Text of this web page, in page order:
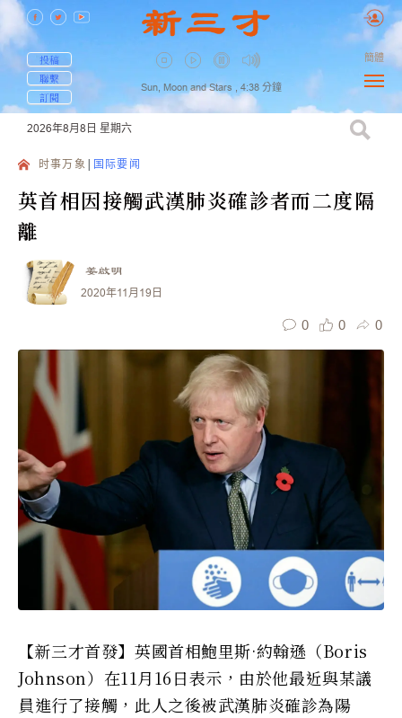
投稿
聯繫
訂閱
Sun, Moon and Stars , 4:38 分鐘
簡體
2026年8月8日 星期六
时事万象 国际要闻
英首相因接觸武漢肺炎確診者而二度隔
離
姜啟明
2020年11月19日
0 0 0
【新三才首發】英國首相鮑里斯·約翰遜（Boris
Johnson）在11月16日表示，由於他最近與某議
員進行了接觸，此人之後被武漢肺炎確診為陽